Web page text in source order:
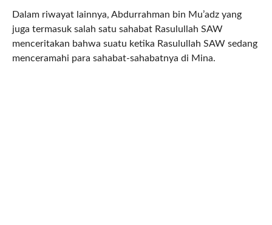
Dalam riwayat lainnya, Abdurrahman bin Mu’adz yang
juga termasuk salah satu sahabat Rasulullah SAW
menceritakan bahwa suatu ketika Rasulullah SAW sedang
menceramahi para sahabat-sahabatnya di Mina.